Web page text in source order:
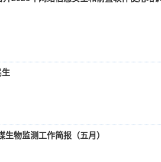
生
生物监测工作简报（五月）